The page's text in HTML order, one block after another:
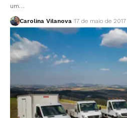
um…
Carolina Vilanova 17 de maio de 2017